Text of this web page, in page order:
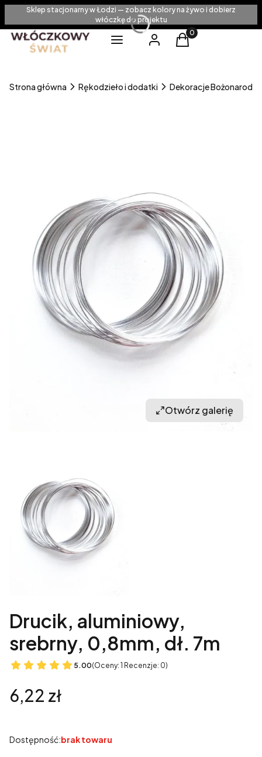
Sklep stacjonarny w Łodzi — zobacz kolory na żywo i dobierz
włóczkę do projektu
Menu
Zaloguj sięProdukty w
Koszyk
Strona główna Rękodzieło i dodatki Dekoracje
Otwórz galerię
Drucik, aluminiowy,
srebrny, 0,8mm, dł. 7m
5.00(Oceny: 1 Recenzje: 0)
Cena
6,22 zł
Dostępność:brak towaru